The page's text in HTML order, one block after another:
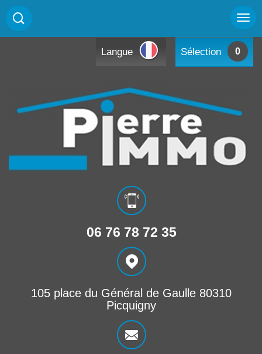
Langue Sélection 0
06 76 78 72 35
105 place du Général de Gaulle 80310
Picquigny